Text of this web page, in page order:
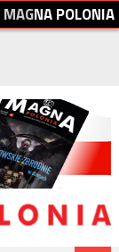
MAGNAPOLONIA